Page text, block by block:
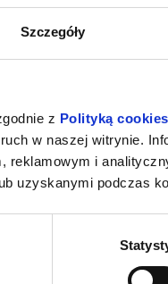
Szczegóły
z Polityką cookies
w naszej witrynie.
reklamowym i
uzyskanymi podczas